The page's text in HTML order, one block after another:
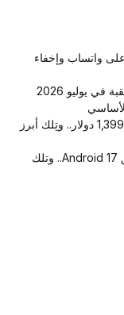
واتساب وإخفاء
ارتفاع في السعر| آيفون 18 برو يأتي بسعر 1,399 دولار.. وتِلك أبرز
لأجهزة Pixel| بشكل رسمي “جوجل” تطلق Android 17.. وتلك